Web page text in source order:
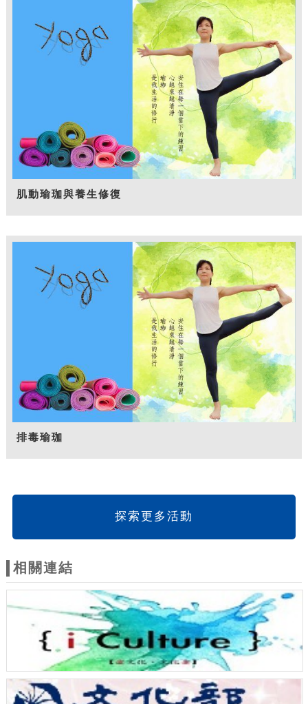
肌動瑜珈與養生修復
排毒瑜珈
探索更多活動
相關連結